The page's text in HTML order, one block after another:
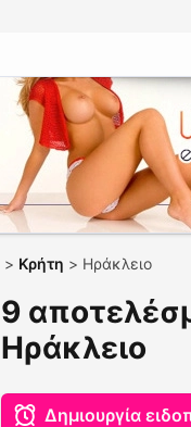
> Κρήτη > Ηράκλειο
9
Ηράκλειο
Δημιουργία